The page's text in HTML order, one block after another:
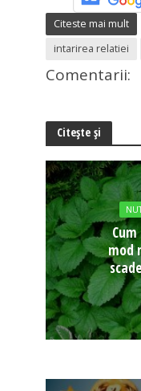
Citeste mai mult
intarirea relatiei
Comentarii:
Citește și
mod